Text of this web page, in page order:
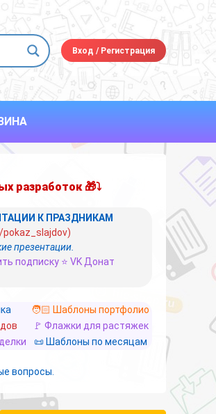
Вход /Регистрация
разработок 🎁⤵
К ПРАЗДНИКАМ
презентации.
подписку ⭐ VK Донат
🧑🏻 Шаблоны портфолио
🚩 Флажки для растяжек
📜 Шаблоны по месяцам
вопросы.